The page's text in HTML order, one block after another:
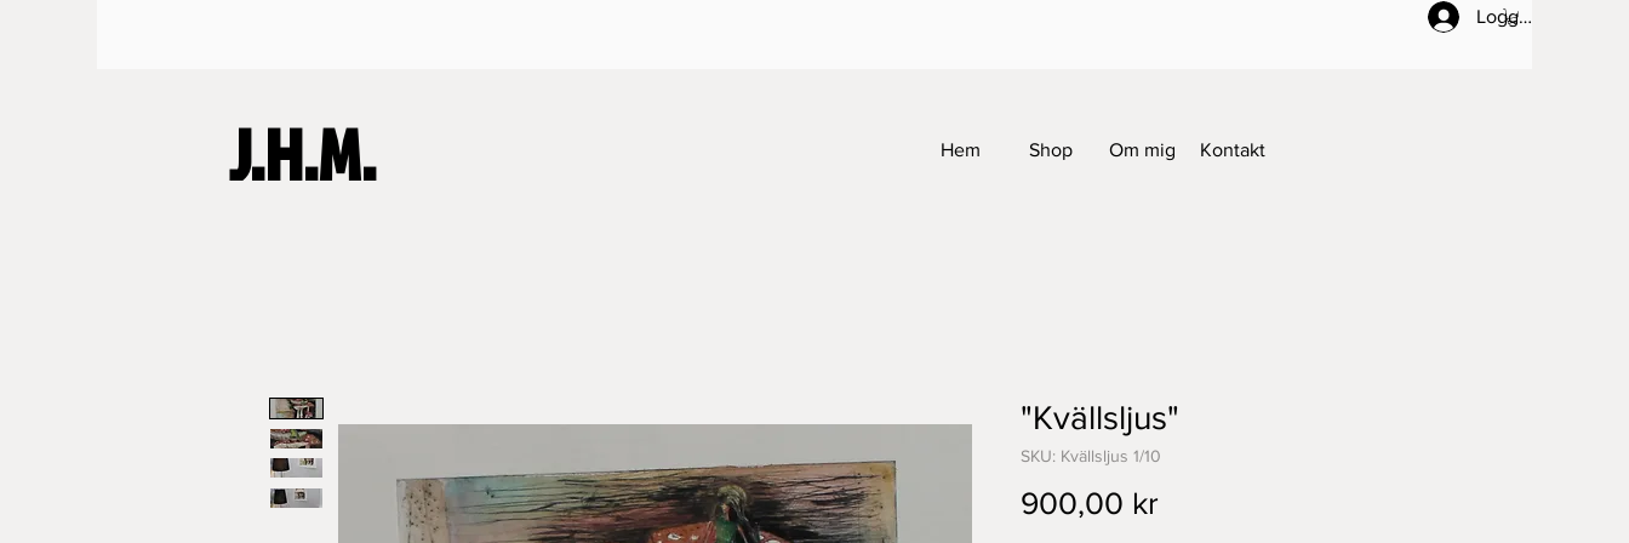
Logga in
J.H.M. Hem Shop Om mig Kontakt
"Kvällsljus"
SKU: Kvällsljus 1/10
900,00 kr